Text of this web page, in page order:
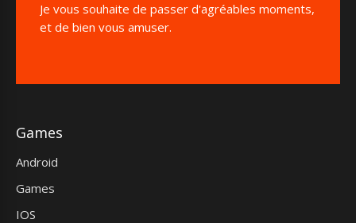
Je vous souhaite de passer d'agréables moments,
et de bien vous amuser.
Games
Android
Games
IOS